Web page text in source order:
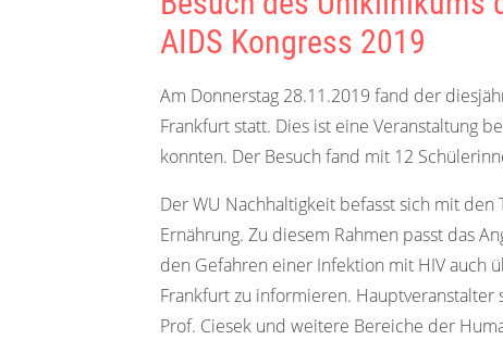
AIDS Kongress 2019
Am Donnerstag 28.11.2019 fand der
Frankfurt statt. Dies ist eine Veranstaltung
konnten. Der Besuch fand mit 12
Der WU Nachhaltigkeit befasst sich mit
Ernährung. Zu diesem Rahmen passt das
den Gefahren einer Infektion mit HIV auch
Frankfurt zu informieren.
Prof. Ciesek und weitere Bereiche der